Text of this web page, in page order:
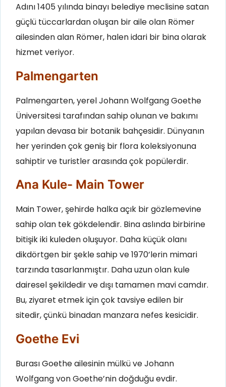
Adını 1405 yılında binayı belediye meclisine satan
güçlü tüccarlardan oluşan bir aile olan Römer
ailesinden alan Römer, halen idari bir bina olarak
hizmet veriyor.
Palmengarten
Palmengarten, yerel Johann Wolfgang Goethe
Üniversitesi tarafından sahip olunan ve bakımı
yapılan devasa bir botanik bahçesidir. Dünyanın
her yerinden çok geniş bir flora koleksiyonuna
sahiptir ve turistler arasında çok popülerdir.
Ana Kule- Main Tower
Main Tower, şehirde halka açık bir gözlemevine
sahip olan tek gökdelendir. Bina aslında birbirine
bitişik iki kuleden oluşuyor. Daha küçük olanı
dikdörtgen bir şekle sahip ve 1970’lerin mimari
tarzında tasarlanmıştır. Daha uzun olan kule
dairesel şekildedir ve dışı tamamen mavi camdır.
Bu, ziyaret etmek için çok tavsiye edilen bir
sitedir, çünkü binadan manzara nefes kesicidir.
Goethe Evi
Burası Goethe ailesinin mülkü ve Johann
Wolfgang von Goethe’nin doğduğu evdir.